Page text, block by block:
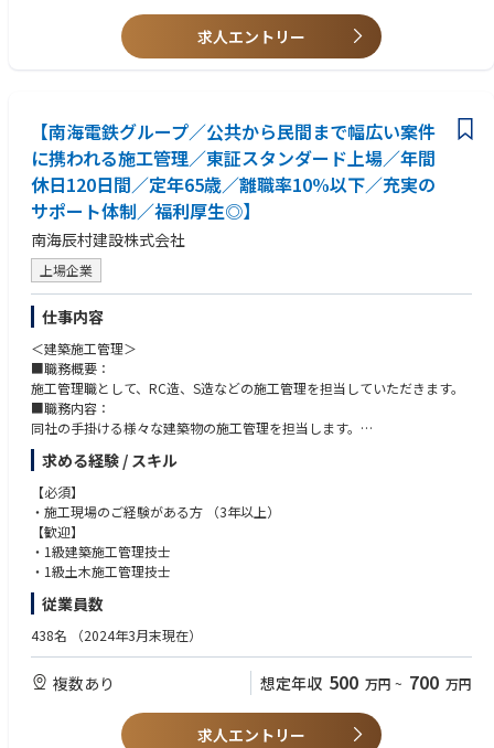
つに分けております。
60歳定年ですが、定年時に年収は下がりません。
60歳以上の方は契約社員採用となります。
再雇用65歳ですが、双方合意の元、それ以上働いて頂く事も可能です。
【現場の魅力】
・分業ではなく、建物づくりにトータルで携われる
・長年付き合いのある職人さんが多く、コミュニケーションが取りやすい
・阪神エリアの案件が中心なので、現場に通いやすい
・資格取得の報奨金が手厚い
（一級建築士100万円／1級建築施工管理技士50万円）
求人エントリー
【南海電鉄グループ／公共から民間まで幅広い案件
に携われる施工管理／東証スタンダード上場／年間
休日120日間／定年65歳／離職率10%以下／充実の
サポート体制／福利厚生◎】
南海辰村建設株式会社
上場企業
仕事内容
＜建築施工管理＞
■職務概要：
施工管理職として、RC造、S造などの施工管理を担当していただきます。
■職務内容：
同社の手掛ける様々な建築物の施工管理を担当します。
・施工計画の作成
・協力会社の手配、人員管理
・工程管理・品質管理・安全管理・原価管理
・各種書類の作成・資料調達
・施工主様・設計事務所との打ち合わせ 等
書類作成に関しては、事務職と共に作業することで施工管理職の負担を低
減できるよう努力しております。
主にマンションが多く高層マンションの施工も手掛けています。その他公
共施設・倉庫・オフィスビル、駅舎、店舗、鉄道、学校、マンションのリ
フォームなどが施工対象となります。
＜土木施工管理＞
理（3）安全管理（4）原価管理）をご担当いただきます。
求める経験 / スキル
【必須】
・施工現場のご経験がある方 （3年以上）
【歓迎】
・1級建築施工管理技士
・1級土木施工管理技士
従業員数
438名 （2024年3月末現在）
複数あり 想定年収 500 万円 ~ 700 万円
求人エントリー